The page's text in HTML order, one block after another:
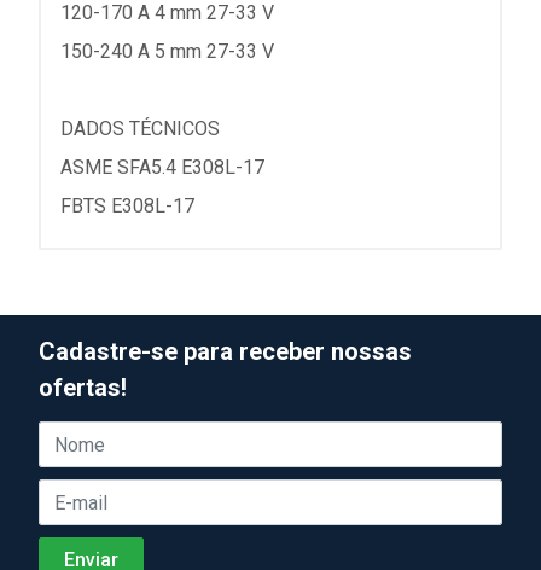
120-170 A 4 mm 27-33 V
150-240 A 5 mm 27-33 V
DADOS TÉCNICOS
ASME SFA5.4 E308L-17
FBTS E308L-17
Cadastre-se para receber nossas
ofertas!